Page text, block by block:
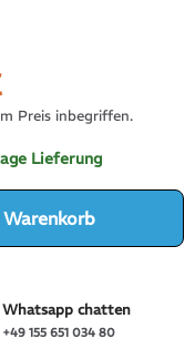
Preis inbegriffen.
Lieferung
Warenkorb
+49 155 651 034 80
Whatsapp chatten